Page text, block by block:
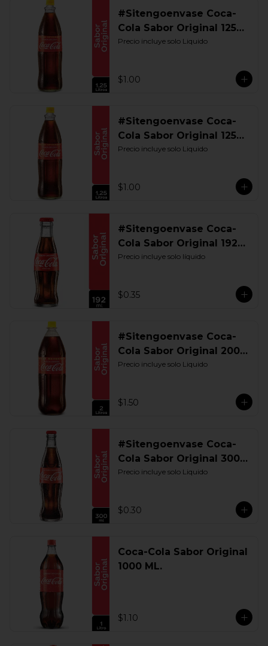
#Sitengoenvase Coca-
Cola Sabor Original 1250
ML. Retornable Gye
Precio incluye solo Liquido
$1.00
#Sitengoenvase Coca-
Cola Sabor Original 1250
ML. Retornable UIO
Precio incluye solo Liquido
$1.00
#Sitengoenvase Coca-
Cola Sabor Original 192
ML. Retornable
Precio incluye solo líquido
$0.35
#Sitengoenvase Coca-
Cola Sabor Original 2000
ML. Retornable
Precio incluye solo Liquido
$1.50
#Sitengoenvase Coca-
Cola Sabor Original 300
ML. Retornable
Precio incluye solo Liquido
$0.30
Coca-Cola Sabor Original
1000 ML.
$1.10